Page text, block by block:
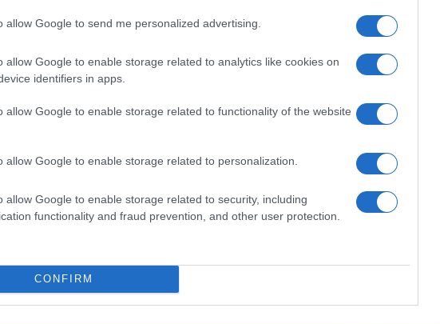
allow Google to send me personalized advertising.
allow Google to enable storage related to analytics like cookies on
identifiers in apps.
allow Google to enable storage related to functionality of the website
allow Google to enable storage related to personalization.
allow Google to enable storage related to security, including
functionality and fraud prevention, and other user protection.
CONFIRM
de los fondos europeos que se entregaran a
por la UE
en España en el caso de los Fondos Europeos.
malas decisiones del gobierno español a la hora
para los ciudadanos. Los propios españoles
de una web de la comisión europea.
Vidoser
puente de 1
supera los 5
de ARR en
de 2026 y
de Creator